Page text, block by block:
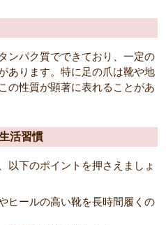
ンパク質でできており、一定の
あります。特に足の爪は靴や地
の性質が顕著に表れることがあ
活習慣
以下のポイントを押さえましょ
ヒールの高い靴を長時間履くの